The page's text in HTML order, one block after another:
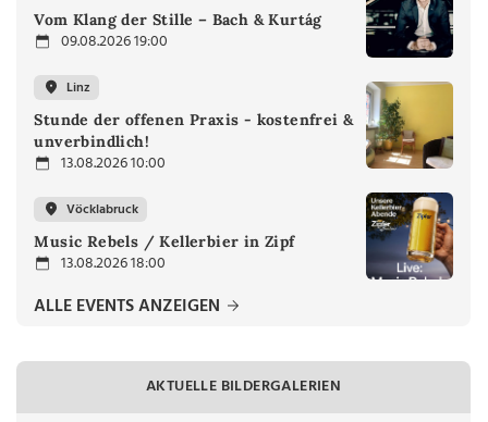
Vom Klang der Stille – Bach & Kurtág
09.08.2026 19:00
Linz
Stunde der offenen Praxis - kostenfrei &
unverbindlich!
13.08.2026 10:00
Vöcklabruck
Music Rebels / Kellerbier in Zipf
13.08.2026 18:00
ALLE EVENTS ANZEIGEN
AKTUELLE BILDERGALERIEN